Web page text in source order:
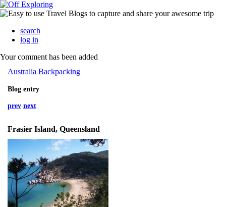
search
log in
Your comment has been added
Australia Backpacking
Blog entry
prev next
Frasier Island, Queensland